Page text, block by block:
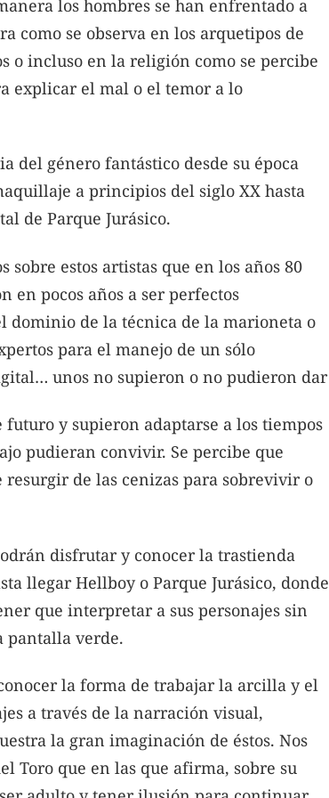
los hombres se han enfrentado a
como se observa en los arquetipos de
o incluso en la religión como se percibe
explicar el mal o el temor a lo
del género fantástico desde su época
a principios del siglo XX hasta
de Parque Jurásico.
estos artistas que en los años 80
en pocos años a ser perfectos
dominio de la técnica de la marioneta o
para el manejo de un sólo
unos no supieron o no pudieron dar
y supieron adaptarse a los tiempos
pudieran convivir. Se percibe que
de las cenizas para sobrevivir o
disfrutar y conocer la trastienda
llegar Hellboy o Parque Jurásico, donde
que interpretar a sus personajes sin
pantalla verde.
la forma de trabajar la arcilla y el
a través de la narración visual,
la gran imaginación de éstos. Nos
Toro que en las que afirma, sobre su